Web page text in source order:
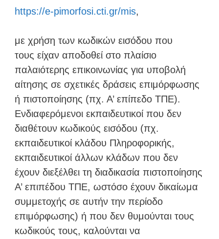
https://e-pimorfosi.cti.gr/mis,
με χρήση των κωδικών εισόδου που
τους είχαν αποδοθεί στο πλαίσιο
παλαιότερης επικοινωνίας για υποβολή
αίτησης σε σχετικές δράσεις επιμόρφωσης
ή πιστοποίησης (πχ. Α’ επίπεδο ΤΠΕ).
Ενδιαφερόμενοι εκπαιδευτικοί που δεν
διαθέτουν κωδικούς εισόδου (πχ.
εκπαιδευτικοί κλάδου Πληροφορικής,
εκπαιδευτικοί άλλων κλάδων που δεν
έχουν διεξέλθει τη διαδικασία πιστοποίησης
Α’ επιπέδου ΤΠΕ, ωστόσο έχουν δικαίωμα
συμμετοχής σε αυτήν την περίοδο
επιμόρφωσης) ή που δεν θυμούνται τους
κωδικούς τους, καλούνται να